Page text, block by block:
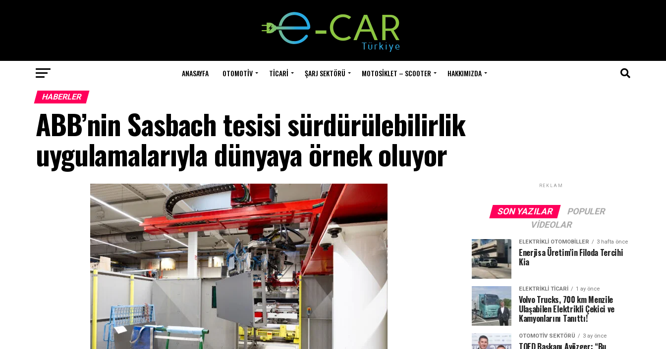
ANASAYFA OTOMOTIV TICARI ŞARJ SEKTÖRÜ MOTOSIKLET – SCOOTER HAKKIMIZDA
HABERLER
ABB’nin Sasbach tesisi sürdürülebilirlik
uygulamalarıyla dünyaya örnek oluyor
REKLAM
SON YAZILAR
POPULER
VIDEOLAR
ELEKTRIKLI OTOMOBILLER 3 hafta önce
Enerjisa Üretim’in Filoda Tercihi
Kia
ELEKTRIKLI TICARI 1 ay önce
Volvo Trucks, 700 km Menzile
Ulaşabilen Elektrikli Çekici ve
Kamyonlarını Tanıttı!
OTOMOTIV SEKTÖRÜ 3 ay önce
TOED Başkanı Ayözger: “Bu